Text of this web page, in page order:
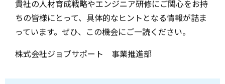
貴社の人材育成戦略やエンジニア研修にご関心をお持
ちの皆様にとって、具体的なヒントとなる情報が詰ま
っています。ぜひ、この機会にご一読ください。
株式会社ジョブサポート 事業推進部